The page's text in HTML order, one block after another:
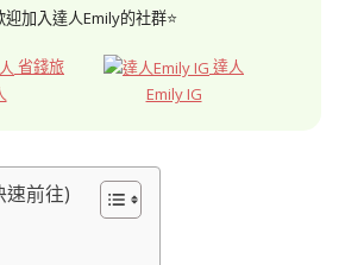
迎加入達人Emily的社群⭐
省錢旅
達人
Emily IG
速前往)